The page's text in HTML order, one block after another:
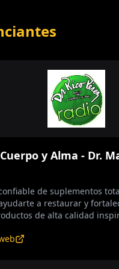
y Alma - Dr.
de suplementos
a restaurar y
de alta calidad
por eso ofrecemos